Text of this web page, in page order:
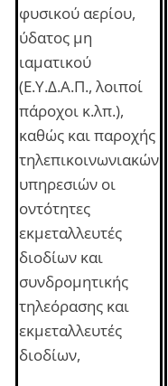
φυσικού αερίου,
ύδατος μη
ιαματικού
(Ε.Υ.Δ.Α.Π., λοιποί
πάροχοι κ.λπ.),
καθώς και παροχής
τηλεπικοινωνιακών
υπηρεσιών οι
οντότητες
εκμεταλλευτές
διοδίων και
συνδρομητικής
τηλεόρασης και
εκμεταλλευτές
διοδίων,